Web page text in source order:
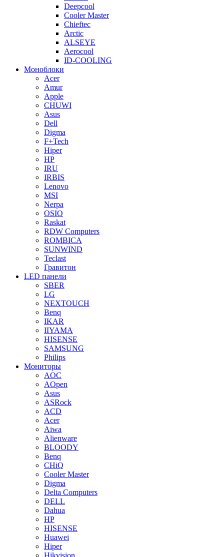
Deepcool
Cooler Master
Chieftec
Arctic
ALSEYE
Aerocool
ID-COOLING
Моноблоки
Acer
Amur
Apple
CHUWI
Asus
Dell
Digma
F+Tech
Hiper
HP
IRU
IRBIS
Lenovo
MSI
Nerpa
OSIO
Raskat
RDW Computers
ROMBICA
SUNWIND
Teclast
Гравитон
LED панели
SBER
LG
NEXTOUCH
Benq
IKAR
IIYAMA
HISENSE
SAMSUNG
Philips
Мониторы
AOC
AOpen
Asus
ASRock
ACD
Acer
Aiwa
Alienware
BLOODY
Benq
CHiQ
Cooler Master
Digma
Delta Computers
DELL
Dahua
HP
HISENSE
Huawei
Hiper